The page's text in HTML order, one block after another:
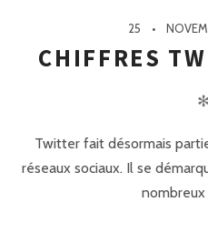
25
CHIFFRES
✻
Twitter fait désormais
réseaux sociaux. Il se
nombreux